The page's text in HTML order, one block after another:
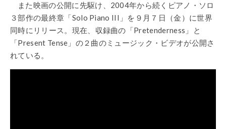
また映画の公開に先駆け、2004年から続くピアノ・ソロ
３部作の最終章「Solo Piano III」を９月７日（金）に世界
同時にリリース。現在、収録曲の「Pretenderness」と
「Present Tense」の２曲のミュージック・ビデオが公開さ
れている。